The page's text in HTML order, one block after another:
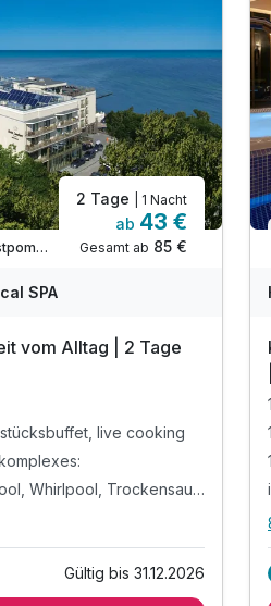
Ustronie Morskie, Westpommersche Ostseeküste
2 Tage | 1 Nacht
ab 43 €
Gesamt ab 85 €
SPA
vom Alltag | 2 Tage
live cooking
- Innenpool, Kinderpool, Whirlpool, Trockensauna
Gültig bis 31.12.2026